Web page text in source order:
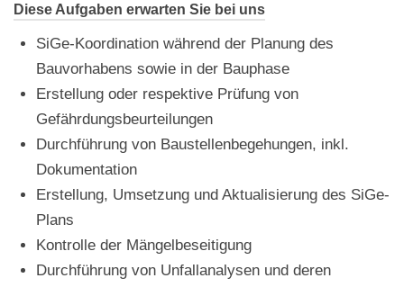
Diese Aufgaben erwarten Sie bei uns
SiGe-Koordination während der Planung des
Bauvorhabens sowie in der Bauphase
Erstellung oder respektive Prüfung von
Gefährdungsbeurteilungen
Durchführung von Baustellenbegehungen, inkl.
Dokumentation
Erstellung, Umsetzung und Aktualisierung des SiGe-
Plans
Kontrolle der Mängelbeseitigung
Durchführung von Unfallanalysen und deren